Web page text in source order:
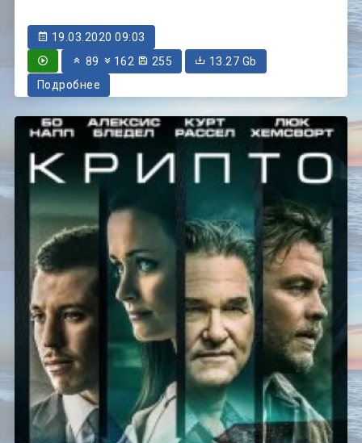
19.03.2020 09:03
89
162 255
13.27 Gb
Подробнее